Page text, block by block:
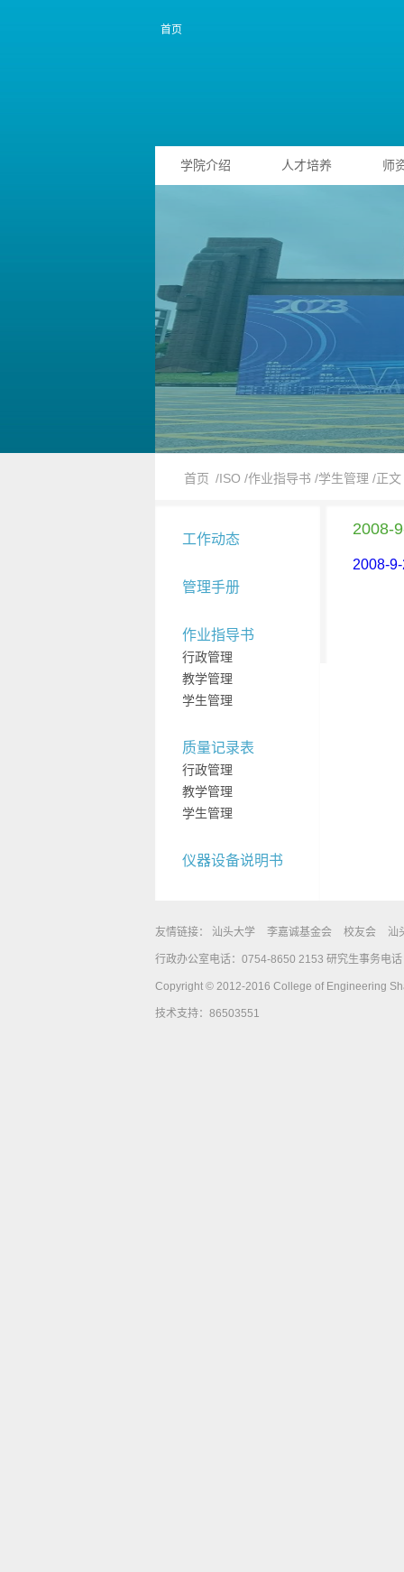
首页
学院介绍 人才培养 师
首页 /ISO /作业指导书 /学生管理 /正文
工作动态
管理手册
作业指导书
行政管理
教学管理
学生管理
质量记录表
行政管理
教学管理
学生管理
仪器设备说明书
2008-
2008-
友情链接： 汕头大学 李嘉诚基金会 校友会 汕
行政办公室电话：0754-8650 2153 研究生事务电
Copyright © 2012-2016 College of Engineering
技术支持：86503551